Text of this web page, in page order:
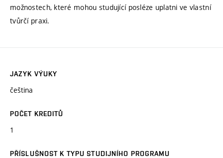
možnostech, které mohou studující posléze uplatni ve vlastní
tvůrčí praxi.
JAZYK VÝUKY
čeština
POČET KREDITŮ
1
PŘÍSLUŠNOST K TYPU STUDIJNÍHO PROGRAMU